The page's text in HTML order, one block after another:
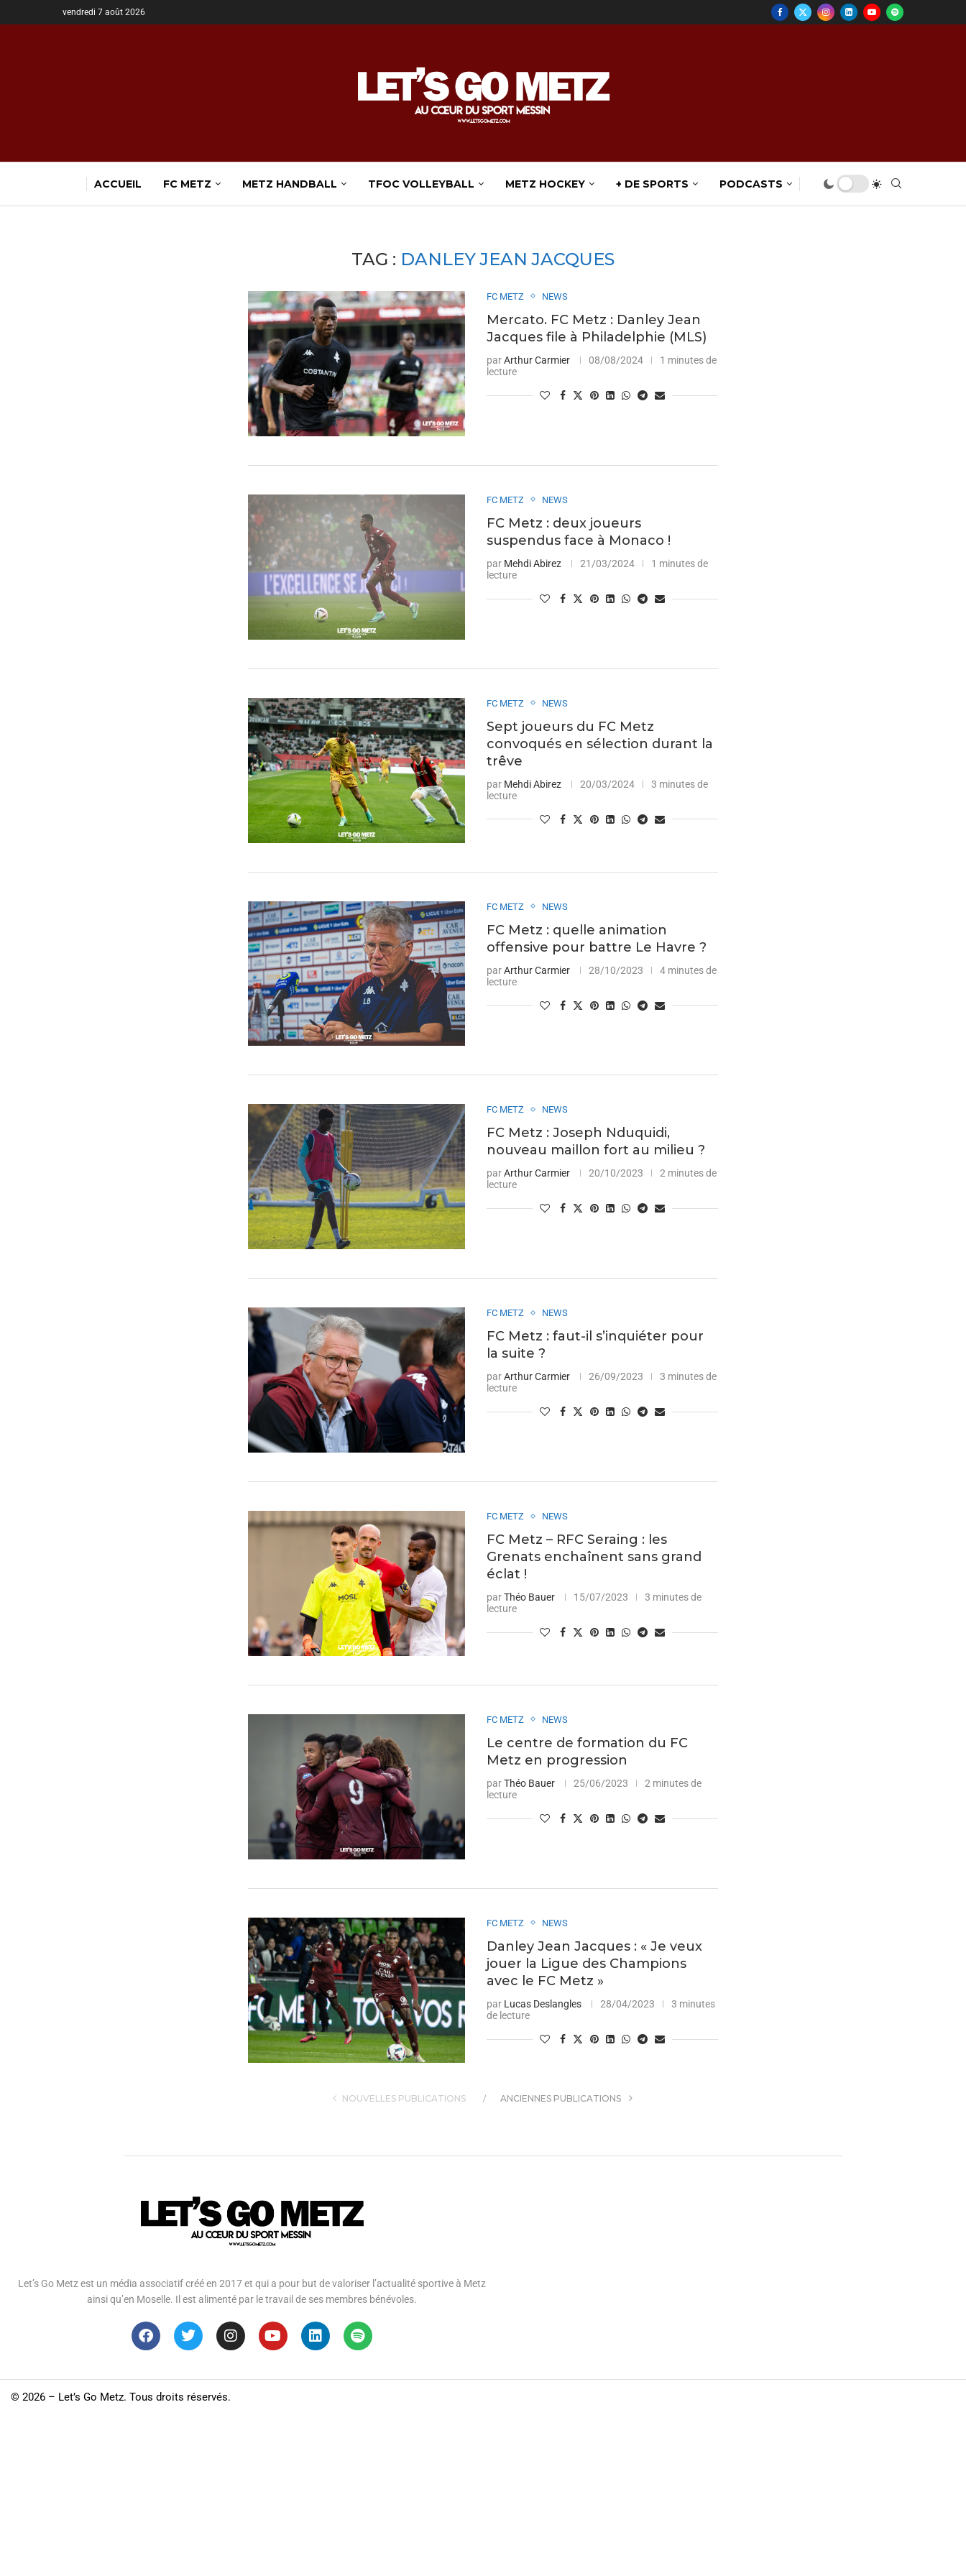
vendredi 7 août 2026
ACCUEIL FC METZ METZ HANDBALL TFOC VOLLEYBALL METZ HOCKEY + DE SPORTS PODCASTS
TAG : DANLEY JEAN JACQUES
FC METZ NEWS
Mercato. FC Metz : Danley Jean
Jacques file à Philadelphie (MLS)
parArthur Carmier 08/08/2024
1 minutes de
lecture
FC METZ NEWS
FC Metz : deux joueurs
suspendus face à Monaco !
par Mehdi Abirez 21/03/2024
1 minutes de
lecture
FC METZ NEWS
Sept joueurs du FC Metz
convoqués en sélection durant la
trêve
par Mehdi Abirez 20/03/2024
3 minutes de
lecture
FC METZ NEWS
FC Metz : quelle animation
offensive pour battre Le Havre ?
parArthur Carmier 28/10/2023
4 minutes de
lecture
FC METZ NEWS
FC Metz : Joseph Nduquidi,
nouveau maillon fort au milieu ?
parArthur Carmier 20/10/2023
2 minutes de
lecture
FC METZ NEWS
FC Metz : faut-il s’inquiéter pour
la suite ?
parArthur Carmier 26/09/2023
3 minutes de
lecture
FC METZ NEWS
FC Metz – RFC Seraing : les
Grenats enchaînent sans grand
éclat !
parThéo Bauer 15/07/2023
3 minutes de
lecture
FC METZ NEWS
Le centre de formation du FC
Metz en progression
parThéo Bauer 25/06/2023
2 minutes de
lecture
FC METZ NEWS
Danley Jean Jacques : « Je veux
jouer la Ligue des Champions
avec le FC Metz »
par Lucas Deslangles 28/04/2023
3 minutes
de lecture
NOUVELLES PUBLICATIONS ANCIENNES PUBLICATIONS
Let’s Go Metz est un média associatif créé en 2017 et qui a pour but de valoriser l’actualité sportive à Metz
ainsi qu’en Moselle. Il est alimenté par le travail de ses membres bénévoles.
© 2026 – Let’s Go Metz. Tous droits réservés.